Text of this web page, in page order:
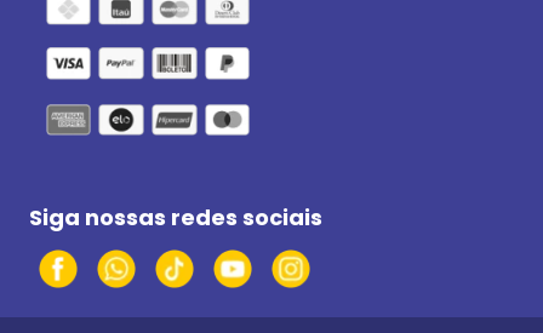
Siga nossas redes sociais